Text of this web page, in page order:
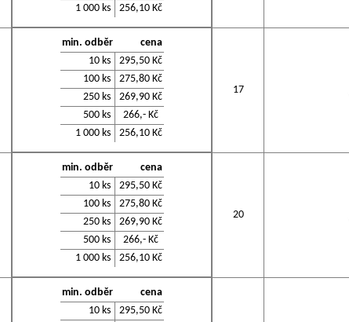
1 000 ks
256,10 Kč
min. odběr
cena
10 ks
295,50 Kč
100 ks
275,80 Kč
250 ks
269,90 Kč
500 ks
266,- Kč
1 000 ks
256,10 Kč
17
min. odběr
cena
10 ks
295,50 Kč
100 ks
275,80 Kč
250 ks
269,90 Kč
500 ks
266,- Kč
1 000 ks
256,10 Kč
20
min. odběr
cena
10 ks
295,50 Kč